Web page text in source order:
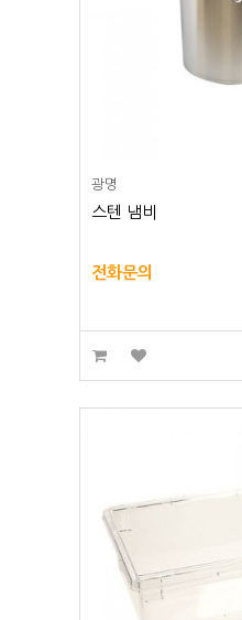
광명
스텐 냄비
전화문의